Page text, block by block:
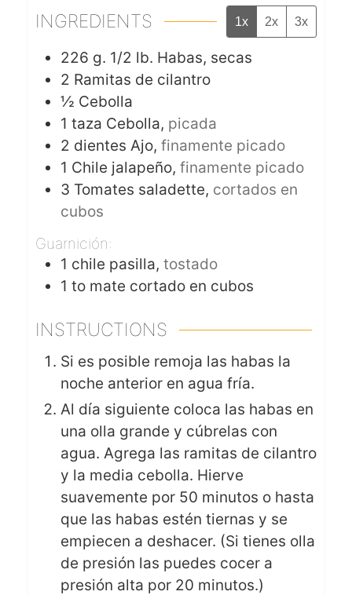
INGREDIENTS 1x 2x 3x
226 g. 1/2 lb. Habas, secas
2 Ramitas de cilantro
½ Cebolla
1 taza Cebolla, picada
2 dientes Ajo, finamente picado
1 Chile jalapeño, finamente picado
3 Tomates saladette, cortados en
cubos
Guarnición:
1 chile pasilla, tostado
1 to mate cortado en cubos
INSTRUCTIONS
Si es posible remoja las habas la
noche anterior en agua fría.
Al día siguiente coloca las habas en
una olla grande y cúbrelas con
agua. Agrega las ramitas de cilantro
y la media cebolla. Hierve
suavemente por 50 minutos o hasta
que las habas estén tiernas y se
empiecen a deshacer. (Si tienes olla
de presión las puedes cocer a
presión alta por 20 minutos.)